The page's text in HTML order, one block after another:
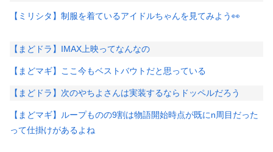
【ミリシタ】制服を着ているアイドルちゃんを見てみよう👀
【まどドラ】IMAX上映ってなんなの
【まどマギ】ここ今もベストバウトだと思っている
【まどドラ】次のやちよさんは実装するならドッペルだろう
【まどマギ】ループものの9割は物語開始時点が既にn周目だった
って仕掛けがあるよね